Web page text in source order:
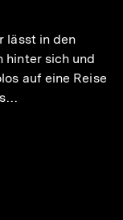
lässt in den
hinter sich und
auf eine Reise